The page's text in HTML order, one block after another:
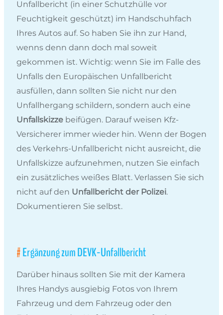
Unfallbericht (in einer Schutzhülle vor
Feuchtigkeit geschützt) im Handschuhfach
Ihres Autos auf. So haben Sie ihn zur Hand,
wenns denn dann doch mal soweit
gekommen ist. Wichtig: wenn Sie im Falle des
Unfalls den Europäischen Unfallbericht
ausfüllen, dann sollten Sie nicht nur den
Unfallhergang schildern, sondern auch eine
Unfallskizze beifügen. Darauf weisen Kfz-
Versicherer immer wieder hin. Wenn der Bogen
des Verkehrs-Unfallbericht nicht ausreicht, die
Unfallskizze aufzunehmen, nutzen Sie einfach
ein zusätzliches weißes Blatt. Verlassen Sie sich
nicht auf den Unfallbericht der Polizei.
Dokumentieren Sie selbst.
Ergänzung zum DEVK-Unfallbericht
Darüber hinaus sollten Sie mit der Kamera
Ihres Handys ausgiebig Fotos von Ihrem
Fahrzeug und dem Fahrzeug oder den